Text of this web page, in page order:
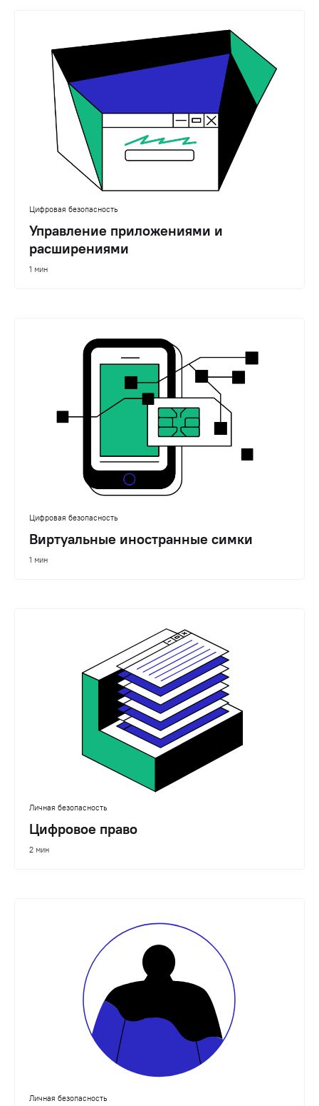
Цифровая безопасность
Управление приложениями и
расширениями
1 мин
Цифровая безопасность
Виртуальные иностранные симки
1 мин
Личная безопасность
Цифровое право
2 мин
Личная безопасность